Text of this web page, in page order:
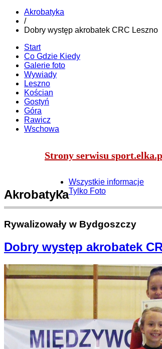
Akrobatyka
/
Dobry występ akrobatek CRC Leszno
Start
Co Gdzie Kiedy
Galerie foto
Wywiady
Leszno
Kościan
Gostyń
Góra
Rawicz
Wschowa
Strony serwisu
Akrobatyka
Wszystkie informacje
Tylko Foto
Rywalizowały w Bydgoszczy
Dobry występ akrobatek